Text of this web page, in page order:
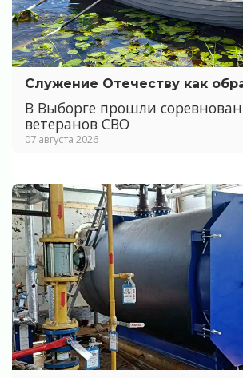
Служение Отечеству как
В Выборге прошли
ветеранов СВО
07 августа 2026